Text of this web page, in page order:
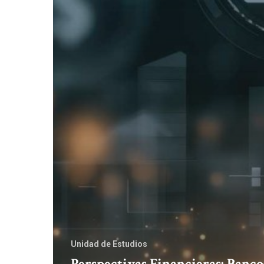
Unidad de Estudios